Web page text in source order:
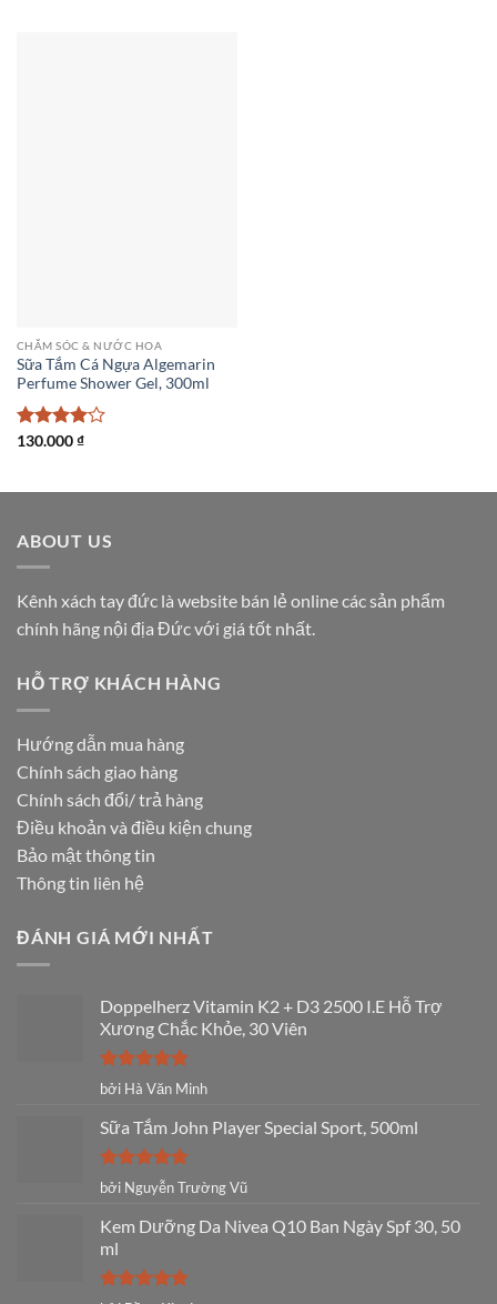
CHĂM SÓC & NƯỚC HOA
Sữa Tắm Cá Ngựa Algemarin
Perfume Shower Gel, 300ml
Được
130.000₫
ABOUT US
Kênh xách tay đức là website bán lẻ online các sản phẩm
chính hãng nội địa Đức với giá tốt nhất.
HỖ TRỢ KHÁCH HÀNG
Hướng dẫn mua hàng
Chính sách giao hàng
Chính sách đổi/ trả hàng
Điều khoản và điều kiện chung
Bảo mật thông tin
Thông tin liên hệ
ĐÁNH GIÁ MỚI NHẤT
Doppelherz Vitamin K2 + D3 2500 I.E Hỗ Trợ
Xương Chắc Khỏe, 30 Viên
Được xếp
sao
bởi Hà Văn Minh
Sữa Tắm John Player Special Sport, 500ml
Được xếp
hạng
5
sao
bởi Nguyễn Trường Vũ
Kem Dưỡng Da Nivea Q10 Ban Ngày Spf 30, 50
ml